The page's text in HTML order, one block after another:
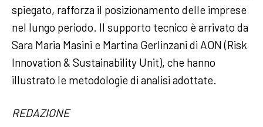
spiegato, rafforza il posizionamento delle imprese
nel lungo periodo. Il supporto tecnico è arrivato da
Sara Maria Masini e Martina Gerlinzani di AON (Risk
Innovation & Sustainability Unit), che hanno
illustrato le metodologie di analisi adottate.
REDAZIONE